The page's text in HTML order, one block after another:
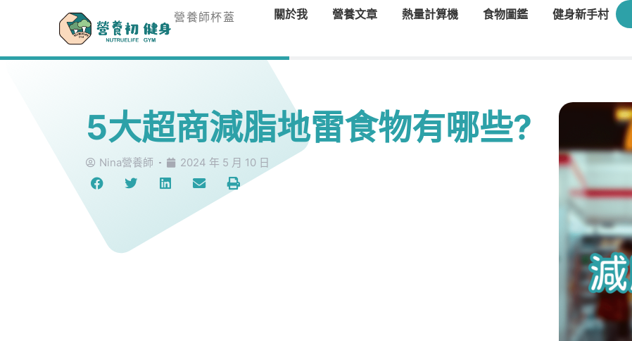
營養師杯蓋 關於我 營養文章 熱量計算機 食物圖鑑 健身新手村
5大超商減脂地雷食物有哪些?
Nina營養師 2024 年 5 月 10 日